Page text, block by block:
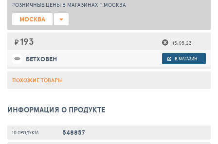
РОЗНИЧНЫЕ ЦЕНЫ В МАГАЗИНАХ Г.МОСКВА
МОСКВА
₽ 193 15.05.23
БЕТХОВЕН В МАГАЗИН
ПОХОЖИЕ ТОВАРЫ
ИНФОРМАЦИЯ О ПРОДУКТЕ
ID ПРОДУКТА 548857